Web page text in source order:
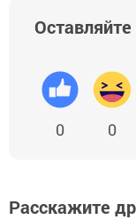
0 0
Расскажите